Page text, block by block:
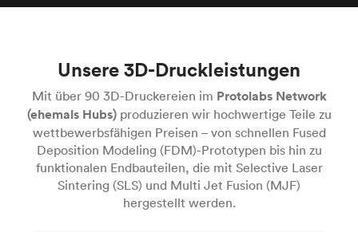
Unsere 3D-Druckleistungen
Mit über 90 3D-Druckereien im Protolabs Network
(ehemals Hubs)produzieren wir hochwertige Teile zu
wettbewerbsfähigen Preisen – von schnellen Fused
Deposition Modeling (FDM)-Prototypen bis hin zu
funktionalen Endbauteilen, die mit Selective Laser
Sintering (SLS) und Multi Jet Fusion (MJF)
hergestellt werden.